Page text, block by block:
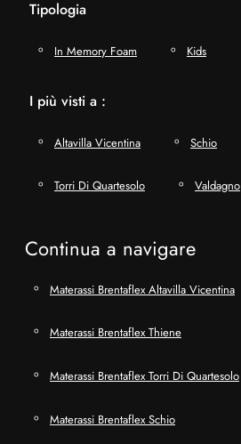
Tipologia
In Memory Foam Kids
I più visti a :
Altavilla Vicentina Schio
Torri Di Quartesolo Valdagno
Continua a navigare
Materassi Brentaflex Altavilla Vicentina
Materassi Brentaflex Thiene
Materassi Brentaflex Torri Di Quartesolo
Materassi Brentaflex Schio